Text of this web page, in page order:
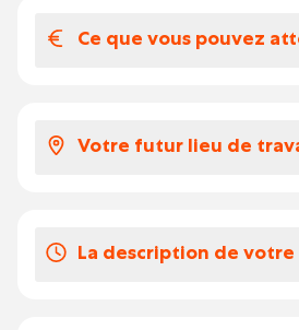
Ce que vous pouvez
Nous vous offrons :
croissance située à
Votre futur lieu de
déplacement et
La description de votre